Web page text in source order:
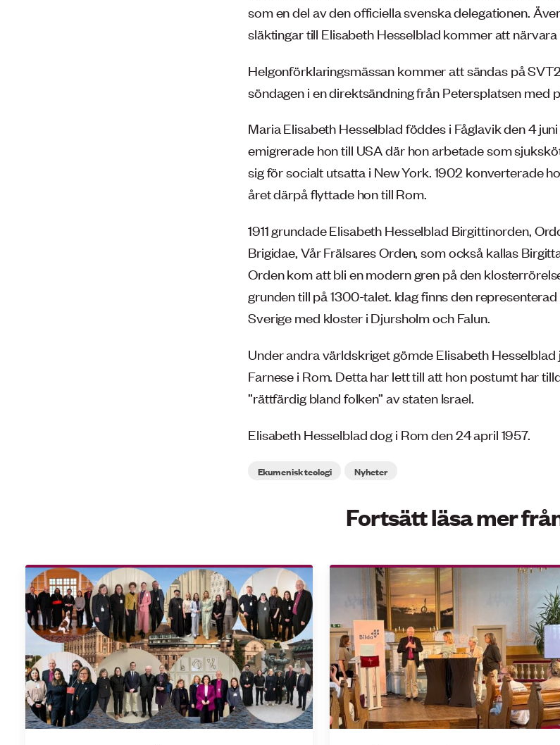
som en del av den officiella svenska delegationen.
släktingar till Elisabeth Hesselblad kommer att
Helgonförklaringsmässan kommer att sändas på
söndagen i en direktsändning från Petersplatsen med
Maria Elisabeth Hesselblad föddes i Fåglavik den 4
emigrerade hon till USA där hon arbetade som
sig för socialt utsatta i New York. 1902 konverterade
året därpå flyttade hon till Rom.
1911 grundade Elisabeth Hesselblad Birgittinorden,
Brigidae, Vår Frälsares Orden, som också kallas
Orden kom att bli en modern gren på den
grunden till på 1300-talet. Idag finns den representerad
Sverige med kloster i Djursholm och Falun.
Under andra världskriget gömde Elisabeth Hesselblad
Farnese i Rom. Detta har lett till att hon postumt har
”rättfärdig bland folken” av staten Israel.
Elisabeth Hesselblad dog i Rom den 24 april 1957.
Ekumenisk teologi Nyheter
Fortsätt läsa mer